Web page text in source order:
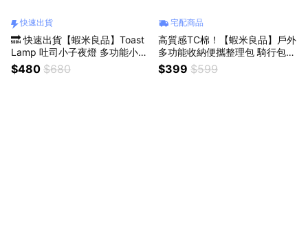
快速出貨
🔜 快速出貨【蝦米良品】Toast
Lamp 吐司小子夜燈 多功能小夜
燈 手機支架 聖誕節交換禮物 情
人節禮物 贈品 尾牙 聖誕禮物 禮
$480 $680
宅配商品
高質感TC棉！【蝦米良品】戶外
多功能收納便攜整理包 騎行包
洗漱包 露營/騎行 出國收納包 旅
遊包 頂級TC棉材質
$399 $599